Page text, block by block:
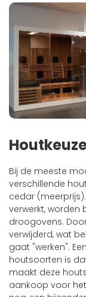
Bij de meeste
verschillende
cedar
verwerkt,
droogovens.
verwijderd, wat
gaat "werken".
houtsoorten is
maakt deze
aankoop voor